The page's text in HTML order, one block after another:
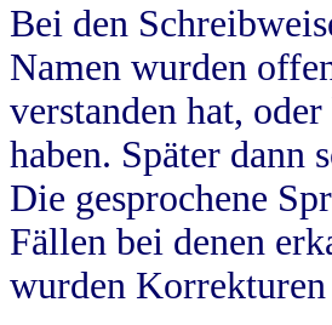
Bei den
Namen wurden
verstanden hat,
haben. Später dann
Die gesprochene
Fällen bei denen
wurden